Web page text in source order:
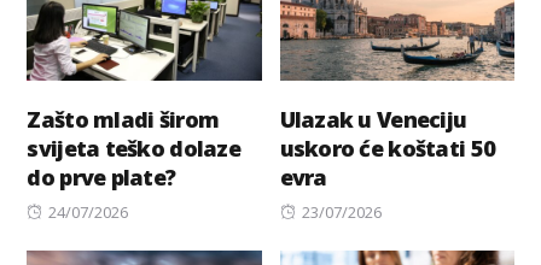
Zašto mladi širom
svijeta teško dolaze
do prve plate?
Posted
24/07/2026
Ulazak u Veneciju
uskoro će koštati 50
evra
Posted
23/07/2026